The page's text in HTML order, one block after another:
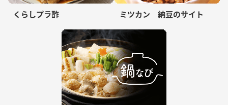
くらしプラ酢 ミツカン 納豆のサイト